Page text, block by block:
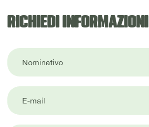
RICHIEDI INFORMAZIONI